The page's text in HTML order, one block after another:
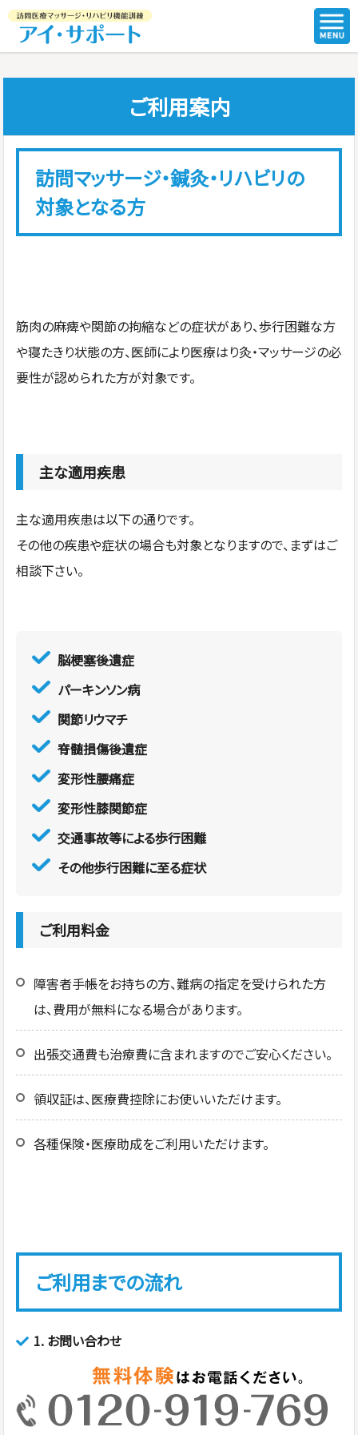
ご利用案内
訪問マッサージ・鍼灸・リハビリの
対象となる方
筋肉の麻痺や関節の拘縮などの症状があり、歩行困難な方
や寝たきり状態の方、医師により医療はり灸・マッサージの必
要性が認められた方が対象です。
主な適用疾患
主な適用疾患は以下の通りです。
その他の疾患や症状の場合も対象となりますので、まずはご
相談下さい。
脳梗塞後遺症
パーキンソン病
関節リウマチ
脊髄損傷後遺症
変形性腰痛症
変形性膝関節症
交通事故等による歩行困難
その他歩行困難に至る症状
ご利用料金
障害者手帳をお持ちの方、難病の指定を受けられた方
は、費用が無料になる場合があります。
出張交通費も治療費に含まれますのでご安心ください。
領収証は、医療費控除にお使いいただけます。
各種保険・医療助成をご利用いただけます。
ご利用までの流れ
1. お問い合わせ